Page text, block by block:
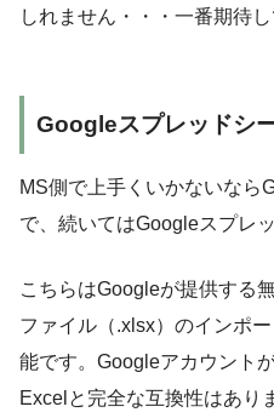
しれません・・・一番期待
Googleスプレッドシ
MS側で上手くいかないなら
で、続いてはGoogleスプレ
こちらはGoogleが提供する
ファイル（.xlsx）のインポ
能です。Googleアカウント
Excelと完全な互換性はあり